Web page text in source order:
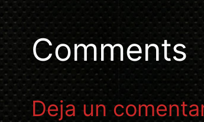
Comments
Deja un